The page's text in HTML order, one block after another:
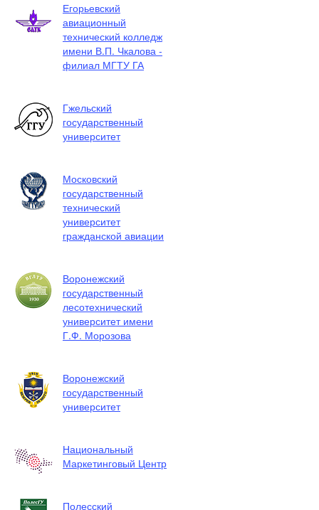
Егорьевский
авиационный
технический колледж
имени В.П. Чкалова -
филиал МГТУ ГА
Гжельский
государственный
университет
Московский
государственный
технический
университет
гражданской авиации
Воронежский
государственный
лесотехнический
университет имени
Г.Ф. Морозова
Воронежский
государственный
университет
Национальный
Маркетинговый Центр
Полесский